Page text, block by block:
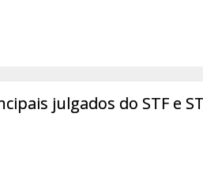
julgados do STF e